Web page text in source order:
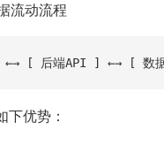
流动流程
下优势：